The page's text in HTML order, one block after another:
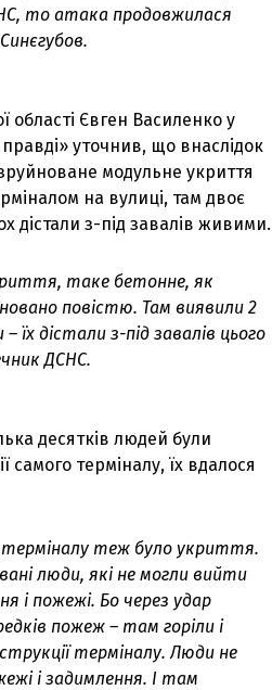
то атака продовжилася
області Євген Василенко у
правді» уточнив, що внаслідок
модульне укриття
на вулиці, там двоє
дістали з-під завалів живими.
таке бетонне, як
повістю. Там виявили 2
їх дістали з-під завалів цього
ДСНС.
десятків людей були
самого терміналу, їх вдалося
теж було укриття.
люди, які не могли вийти
і пожежі. Бо через удар
пожеж – там горіли і
терміналу. Люди не
і задимлення. І там